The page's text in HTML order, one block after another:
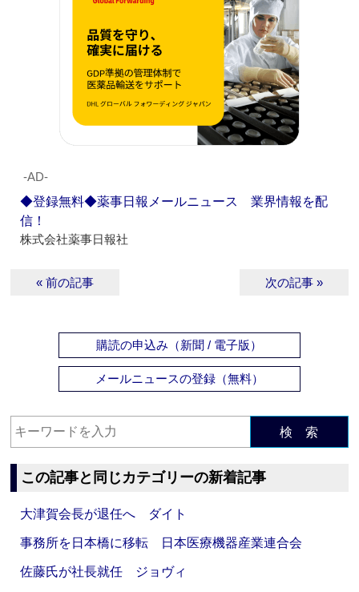
‐AD‐
◆登録無料◆薬事日報メールニュース 業界情報を配
信！
株式会社薬事日報社
« 前の記事 次の記事 »
購読の申込み（新聞 / 電子版）
メールニュースの登録（無料）
検 索
この記事と同じカテゴリーの新着記事
大津賀会長が退任へ ダイト
事務所を日本橋に移転 日本医療機器産業連合会
佐藤氏が社長就任 ジョヴィ